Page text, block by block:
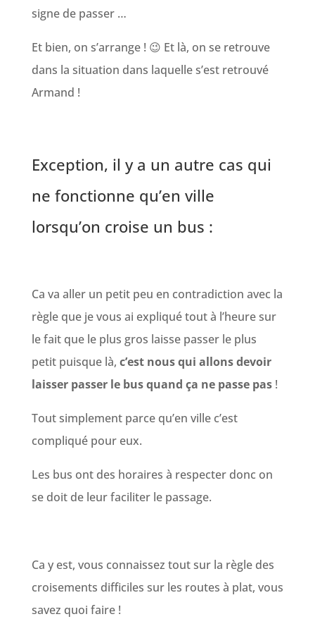
signe de passer …
Et bien, on s’arrange ! 😉 Et là, on se retrouve
dans la situation dans laquelle s’est retrouvé
Armand !
Exception, il y a un autre cas qui
ne fonctionne qu’en ville
lorsqu’on croise un bus :
Ca va aller un petit peu en contradiction avec la
règle que je vous ai expliqué tout à l’heure sur
le fait que le plus gros laisse passer le plus
petit puisque là, c’est nous qui allons devoir
laisser passer le bus quand ça ne passe pas!
Tout simplement parce qu’en ville c’est
compliqué pour eux.
Les bus ont des horaires à respecter donc on
se doit de leur faciliter le passage.
Ca y est, vous connaissez tout sur la règle des
croisements difficiles sur les routes à plat, vous
savez quoi faire !